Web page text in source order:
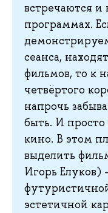
встречаются
программах.
сеанса,
фильмов, то к
четвёртого
напрочь
быть. И
кино. В этом
выделить
Игорь Елуков)
эстетичной